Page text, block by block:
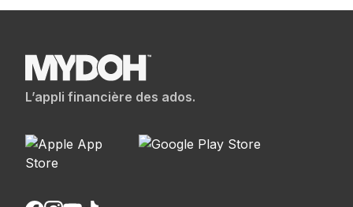
L’appli financière des ados.